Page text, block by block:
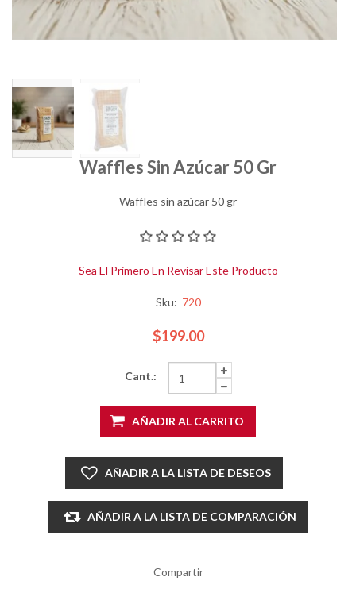
Waffles Sin Azúcar 50 Gr
Waffles sin azúcar 50 gr
Sea El Primero En Revisar Este Producto
Sku: 720
$199.00
Cant.:
AÑADIR AL CARRITO
AÑADIR A LA LISTA DE DESEOS
AÑADIR A LA LISTA DE COMPARACIÓN
Compartir